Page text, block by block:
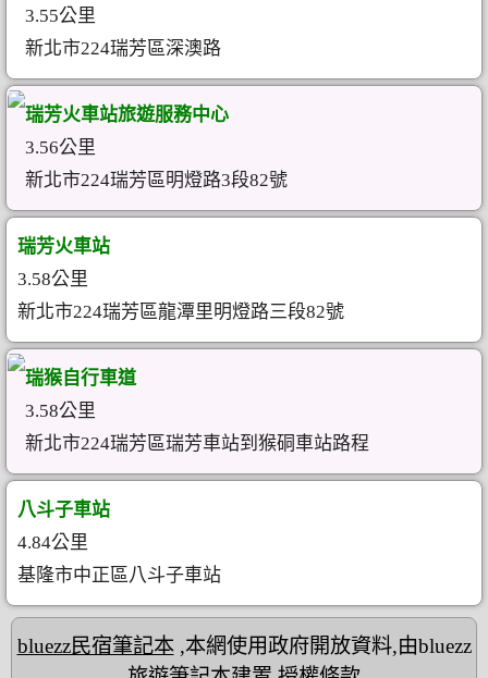
3.55公里
新北市224瑞芳區深澳路
瑞芳火車站旅遊服務中心
3.56公里
新北市224瑞芳區明燈路3段82號
瑞芳火車站
3.58公里
新北市224瑞芳區龍潭里明燈路三段82號
瑞猴自行車道
3.58公里
新北市224瑞芳區瑞芳車站到猴硐車站路程
八斗子車站
4.84公里
基隆市中正區八斗子車站
bluezz民宿筆記本,本網使用政府開放資料,由bluezz